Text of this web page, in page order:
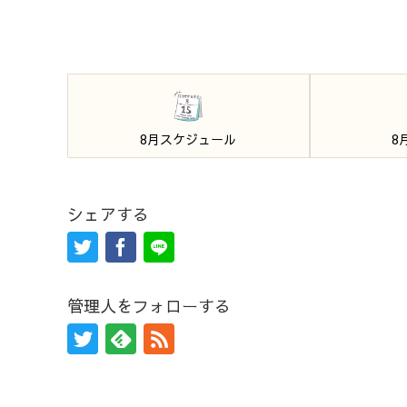
8月スケジュール 8
シェアする
管理人をフォローする